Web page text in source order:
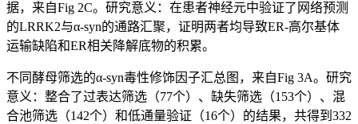
据，来自Fig 2C。研究意义：在患者神经元中验证了网络预测
的LRRK2与α-syn的通路汇聚，证明两者均导致ER-高尔基体
运输缺陷和ER相关降解底物的积累。
不同酵母筛选的α-syn毒性修饰因子汇总图，来自Fig 3A。研究
意义：整合了过表达筛选（77个）、缺失筛选（153个）、混
合池筛选（142个）和低通量验证（16个）的结果，共得到332